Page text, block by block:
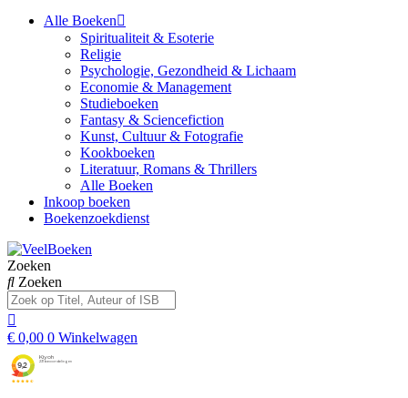
Alle Boeken
Spiritualiteit & Esoterie
Religie
Psychologie, Gezondheid & Lichaam
Economie & Management
Studieboeken
Fantasy & Sciencefiction
Kunst, Cultuur & Fotografie
Kookboeken
Literatuur, Romans & Thrillers
Alle Boeken
Inkoop boeken
Boekenzoekdienst
Zoeken
Zoeken
€ 0,00 0 Winkelwagen